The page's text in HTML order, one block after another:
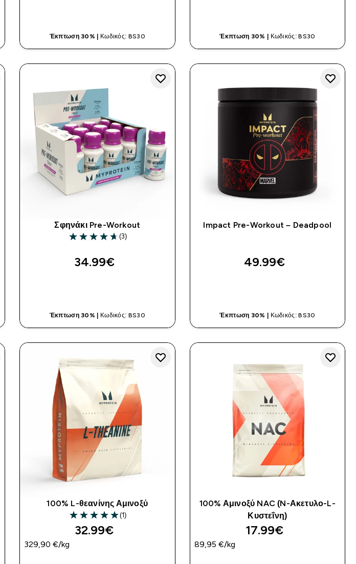
Έκπτωση 30% | Κωδικός: BS30 Έκπτωση 30% | Κωδικός: BS30
Σφηνάκι Pre-Workout
4.67 out of 5 stars
(3)
34.99€‎
Έκπτωση 30% | Κωδικός: BS30
Impact Pre-Workout – Deadpool
49.99€‎
Έκπτωση 30% | Κωδικός: BS30
100% L-θεανίνης Αμινοξύ
5 out of 5 stars
(1)
32.99€‎
329,90 €‎/kg
100% Αμινοξύ NAC (N-Ακετυλο-L-
Κυστεΐνη)
17.99€‎
89,95 €‎/kg